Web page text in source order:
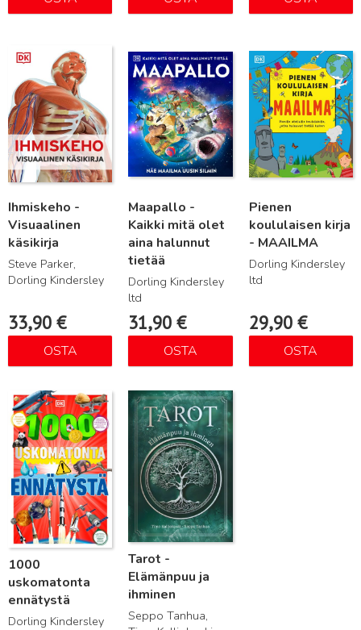
Ihmiskeho -
Visuaalinen
käsikirja
Steve Parker,
Dorling Kindersley
33,90 €
OSTA
Maapallo -
Kaikki mitä olet
aina halunnut
tietää
Dorling Kindersley
ltd
31,90€
OSTA
Pienen
koululaisen kirja
- MAAILMA
Dorling Kindersley
ltd
29,90 €
OSTA
Lue lisää
1000
uskomatonta
ennätystä
Dorling Kindersley
Lue lisää
Tarot -
Elämänpuu ja
ihminen
Seppo Tanhua,
Lue lisää